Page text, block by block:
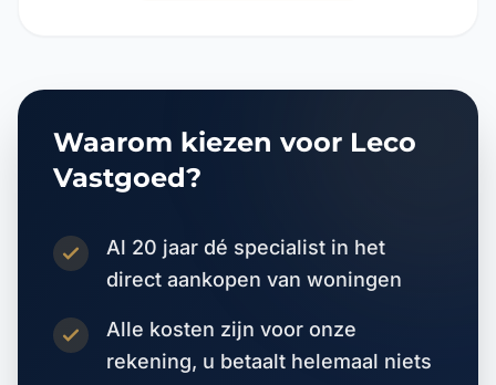
Waarom kiezen voor Leco
Vastgoed?
Al 20 jaar dé specialist in het
direct aankopen van woningen
Alle kosten zijn voor onze
rekening, u betaalt helemaal niets